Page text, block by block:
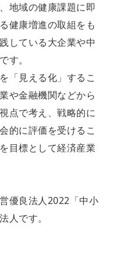
地域の健康課題に即
健康増進の取組をも
している大企業や中
す。
「見える化」するこ
や金融機関などから
点で考え、戦略的に
的に評価を受けるこ
目標として経済産業
優良法人2022「中小
人です。